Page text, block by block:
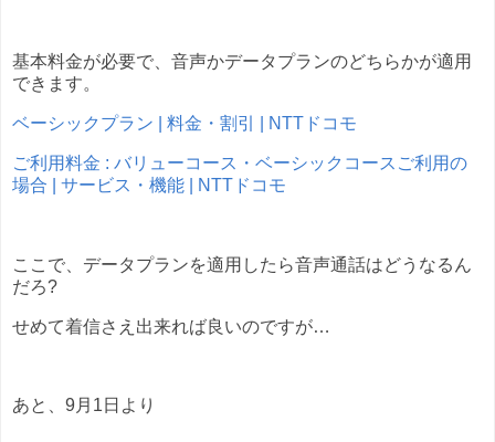
基本料金が必要で、音声かデータプランのどちらかが適用
できます。
ベーシックプラン | 料金・割引 | NTTドコモ
ご利用料金 : バリューコース・ベーシックコースご利用の
場合 | サービス・機能 | NTTドコモ
ここで、データプランを適用したら音声通話はどうなるん
だろ?
せめて着信さえ出来れば良いのですが…
あと、9月1日より